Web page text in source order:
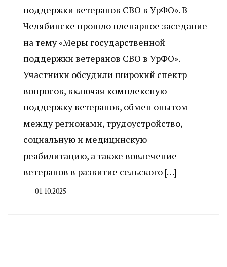
поддержки ветеранов СВО в УрФО». В
Челябинске прошло пленарное заседание
на тему «Меры государственной
поддержки ветеранов СВО в УрФО».
Участники обсудили широкий спектр
вопросов, включая комплексную
поддержку ветеранов, обмен опытом
между регионами, трудоустройство,
социальную и медицинскую
реабилитацию, а также вовлечение
ветеранов в развитие сельского […]
01.10.2025